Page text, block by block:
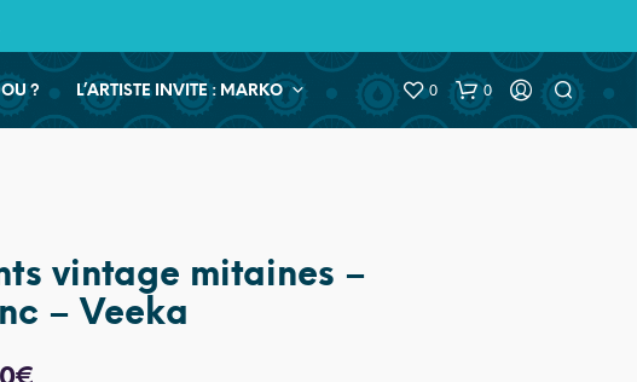
? L’ARTISTE INVITE : MARKO 0 0
vintage mitaines –
– Veeka